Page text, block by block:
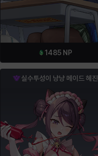
1485NP
실수투성이 냥냥 메이드 혜진